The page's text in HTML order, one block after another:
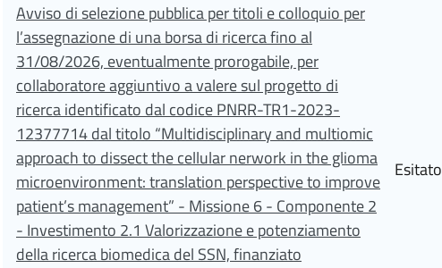
Avviso di selezione pubblica per titoli e colloquio per
l’assegnazione di una borsa di ricerca fino al
31/08/2026, eventualmente prorogabile, per
collaboratore aggiuntivo a valere sul progetto di
ricerca identificato dal codice PNRR-TR1-2023-
12377714 dal titolo “Multidisciplinary and multiomic
approach to dissect the cellular nerwork in the glioma
microenvironment: translation perspective to improve
patient’s management” - Missione 6 - Componente 2
- Investimento 2.1 Valorizzazione e potenziamento
della ricerca biomedica del SSN, finanziato
Esitato